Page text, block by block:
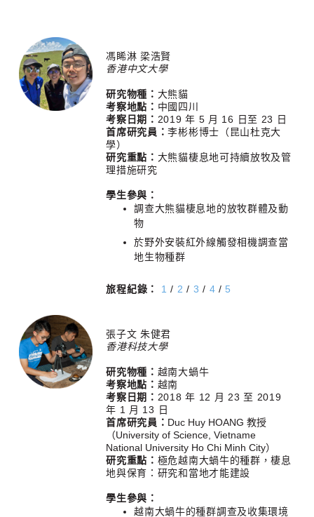
馮睎淋 梁浩賢
香港中文大學
研究物種： 大熊貓
考察地點： 中國四川
考察日期： 2019 年 5 月 16 日至 23 日
首席研究員：李彬彬博士（昆山杜克大
學）
研究重點： 大熊貓棲息地可持續放牧及管
理措施研究
學生參與：
調查大熊貓棲息地的放牧群體及動
物
於野外安裝紅外線觸發相機調查當
地生物種群
旅程紀錄： 1 / 2 / 3 / 4 / 5
張子文 朱健君
香港科技大學
研究物種： 越南大蝸牛
考察地點： 越南
考察日期： 2018 年 12 月 23 至 2019
年 1 月 13 日
首席研究員： Duc Huy HOANG 教授
（University of Science, Vietname
National University Ho Chi Minh City）
研究重點： 極危越南大蝸牛的種群，棲息
地與保育：研究和當地才能建設
學生參與：
越南大蝸牛的種群調查及收集環境